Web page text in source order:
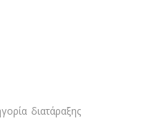
διατάραξης